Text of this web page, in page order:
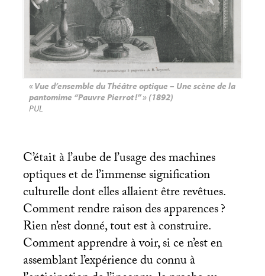
«Vue d’ensemble du Théâtre optique – Une scène de la
pantomime “Pauvre Pierrot!”» (1892)
PUL
C’était à l’aube de l’usage des machines
optiques et de l’immense signification
culturelle dont elles allaient être revêtues.
Comment rendre raison des apparences?
Rien n’est donné, tout est à construire.
Comment apprendre à voir, si ce n’est en
assemblant l’expérience du connu à